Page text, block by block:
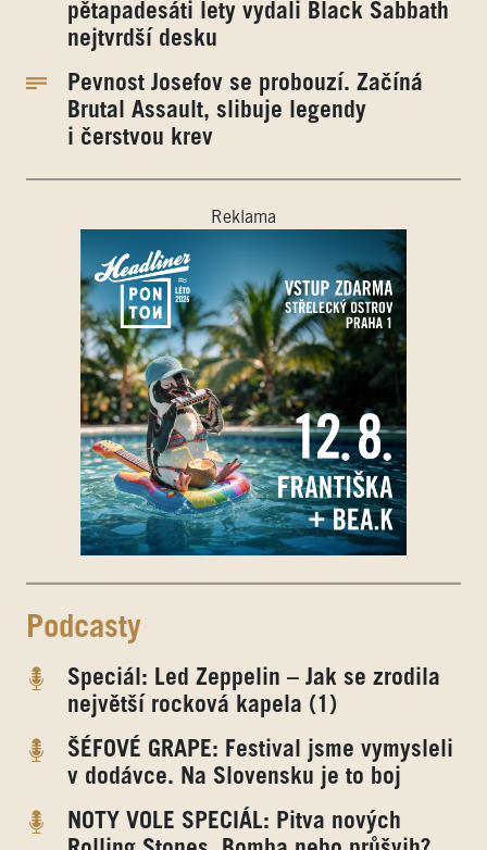
pětapadesáti lety vydali Black Sabbath
nejtvrdší desku
Pevnost Josefov se probouzí. Začíná
Brutal Assault, slibuje legendy
i čerstvou krev
Reklama
Podcasty
Speciál: Led Zeppelin – Jak se zrodila
největší rocková kapela (1)
ŠÉFOVÉ GRAPE: Festival jsme vymysleli
v dodávce. Na Slovensku je to boj
NOTY VOLE SPECIÁL: Pitva nových